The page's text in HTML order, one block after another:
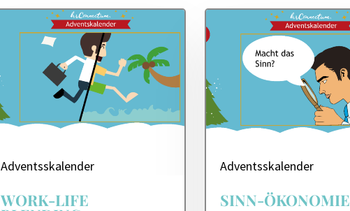
Adventsskalender
WORK-LIFE
Adventsskalender
SINN-ÖKONOMIE